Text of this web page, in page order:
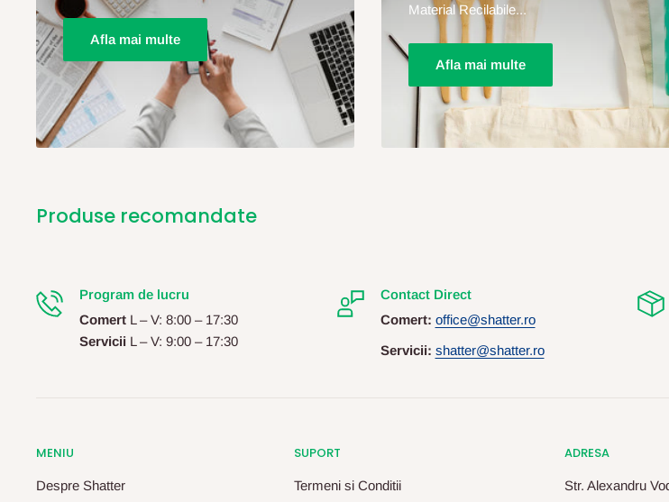
Afla mai multe
Material Recilabile...
Afla mai multe
Produse recomandate
Program de lucru
Comert L – V: 8:00 – 17:30
Servicii L – V: 9:00 – 17:30
Contact Direct
Comert: office@shatter.ro
Servicii: shatter@shatter.ro
MENIU
Despre Shatter
SUPORT
Termeni si Conditii
ADRESA
Str. Alexandru